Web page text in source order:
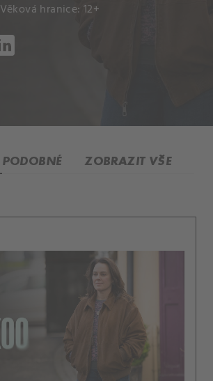
Věková hranice: 12+
PODOBNÉ ZOBRAZIT VŠE